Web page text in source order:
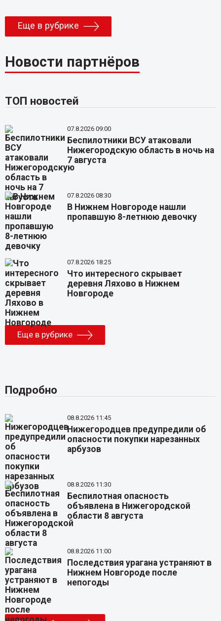
Еще в рубрике
Новости партнёров
ТОП новостей
07.8.2026 09:00
Беспилотники ВСУ атаковали
Нижегородскую область в ночь на
7 августа
07.8.2026 08:30
В Нижнем Новгороде нашли
пропавшую 8-летнюю девочку
07.8.2026 18:25
Что интересного скрывает
деревня Ляхово в Нижнем
Новгороде
Еще в рубрике
Подробно
08.8.2026 11:45
Нижегородцев предупредили об
опасности покупки нарезанных
арбузов
08.8.2026 11:30
Беспилотная опасность
объявлена в Нижегородской
области 8 августа
08.8.2026 11:00
Последствия урагана устраняют в
Нижнем Новгороде после
непогоды